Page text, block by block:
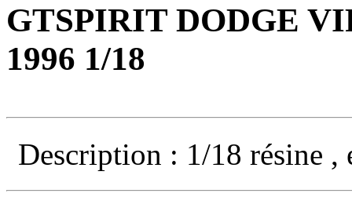
GTSPIRIT DODGE
1996 1/18
Description : 1/18 résine ,